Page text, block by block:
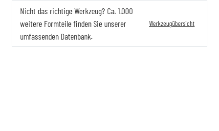
Nicht das richtige Werkzeug? Ca. 1.000
weitere Formteile finden Sie unserer
umfassenden Datenbank.
Werkzeugübersicht